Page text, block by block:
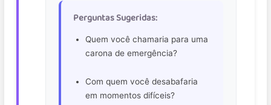
Perguntas Sugeridas:
Quem você chamaria para uma
carona de emergência?
Com quem você desabafaria
em momentos difíceis?